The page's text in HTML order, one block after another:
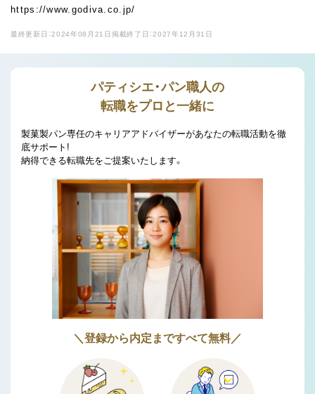
https://www.godiva.co.jp/
最終更新日：2024年08月21日 掲載終了日：2027年12月31日
パティシエ・パン職人の
転職をプロと一緒に
製菓製パン専任のキャリアアドバイザーがあなたの転職活動を徹
底サポート!
納得できる転職先をご提案いたします。
＼登録から内定まですべて無料／